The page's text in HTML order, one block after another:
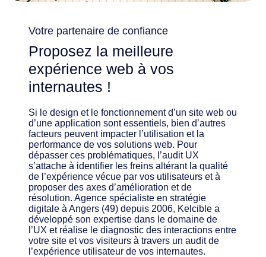
Votre partenaire de confiance
Proposez la meilleure
expérience web à vos
internautes !
Si le design et le fonctionnement d’un site web ou
d’une application sont essentiels, bien d’autres
facteurs peuvent impacter l’utilisation et la
performance de vos solutions web. Pour
dépasser ces problématiques, l’audit UX
s’attache à identifier les freins altérant la qualité
de l’expérience vécue par vos utilisateurs et à
proposer des axes d’amélioration et de
résolution. Agence spécialiste en stratégie
digitale à Angers (49) depuis 2006, Kelcible a
développé son expertise dans le domaine de
l’UX et réalise le diagnostic des interactions entre
votre site et vos visiteurs à travers un audit de
l’expérience utilisateur de vos internautes.